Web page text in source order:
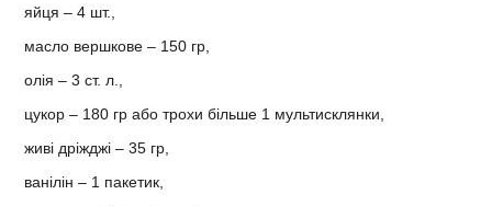
яйця – 4 шт.,
масло вершкове – 150 гр,
олія – 3 ст. л.,
цукор – 180 гр або трохи більше 1 мультисклянки,
живі дріжджі – 35 гр,
ванілін – 1 пакетик,